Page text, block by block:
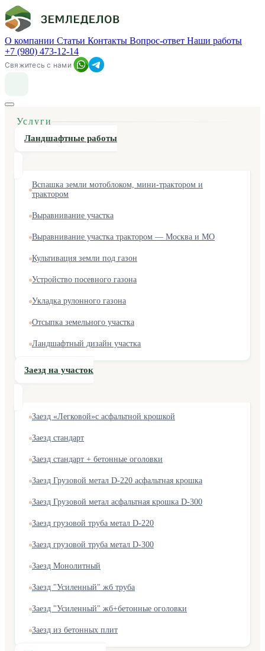
О компании Статьи Контакты Вопрос-ответ Наши работы
+7 (980) 473-12-14
Свяжитесь с нами
Услуги
Ландшафтные работы
Вспашка земли мотоблоком, мини-трактором и
трактором
Выравнивание участка
Выравнивание участка трактором — Москва и МО
Культивация земли под газон
Устройство посевного газона
Укладка рулонного газона
Отсыпка земельного участка
Ландшафтный дизайн участка
Заезд на участок
Заезд «Легковой»с асфальтной крошкой
Заезд стандарт
Заезд стандарт + бетонные оголовки
Заезд Грузовой метал D-220 асфальтная крошка
Заезд Грузовой метал асфальтная крошка D-300
Заезд грузовой труба метал D-220
Заезд грузовой труба метал D-300
Заезд Монолитный
Заезд "Усиленный" жб труба
Заезд "Усиленный" жб+бетонные оголовки
Заезд из бетонных плит